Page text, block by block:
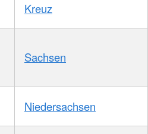
Kreuz
Sachsen
Niedersachsen